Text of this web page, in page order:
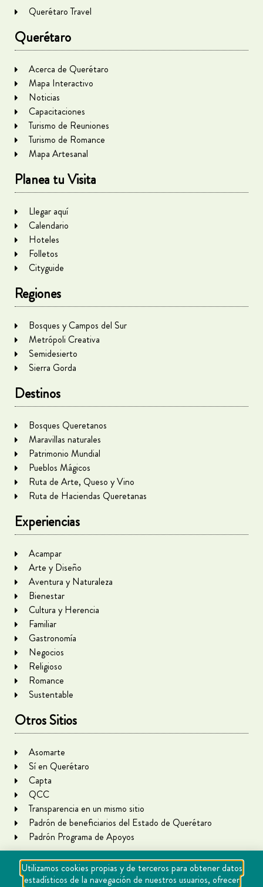
Querétaro Travel
Querétaro
Acerca de Querétaro
Mapa Interactivo
Noticias
Capacitaciones
Turismo de Reuniones
Turismo de Romance
Mapa Artesanal
Planea tu Visita
Llegar aquí
Calendario
Hoteles
Folletos
Cityguide
Regiones
Bosques y Campos del Sur
Metrópoli Creativa
Semidesierto
Sierra Gorda
Destinos
Bosques Queretanos
Maravillas naturales
Patrimonio Mundial
Pueblos Mágicos
Ruta de Arte, Queso y Vino
Ruta de Haciendas Queretanas
Experiencias
Acampar
Arte y Diseño
Aventura y Naturaleza
Bienestar
Cultura y Herencia
Familiar
Gastronomía
Negocios
Religioso
Romance
Sustentable
Otros Sitios
Asomarte
Sí en Querétaro
Capta
QCC
Transparencia en un mismo sitio
Padrón de beneficiarios del Estado de Querétaro
Padrón Programa de Apoyos
Utilizamos cookies propias y de terceros para obtener datos
estadísticos de la navegación de nuestros usuarios, ofrecer